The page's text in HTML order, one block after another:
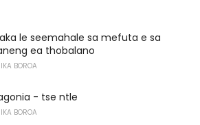
le seemahale sa mefuta e sa
ea thobalano
BOROA
- tse ntle
BOROA